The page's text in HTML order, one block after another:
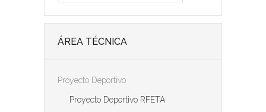
ÁREA TÉCNICA
Proyecto Deportivo
Proyecto Deportivo RFETA